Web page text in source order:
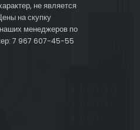
не является
на скупку
менеджеров по
7 967 607-45-55